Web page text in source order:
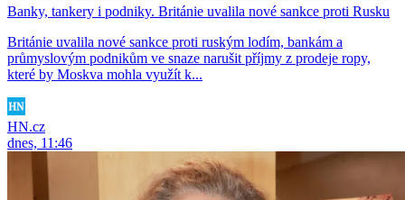
Banky, tankery i podniky. Británie uvalila nové sankce proti Rusku
Británie uvalila nové sankce proti ruským lodím, bankám a
průmyslovým podnikům ve snaze narušit příjmy z prodeje ropy,
které by Moskva mohla využít k...
HN.cz
dnes, 11:46